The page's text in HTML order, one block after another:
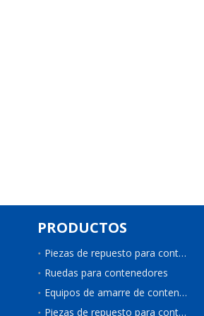
PRODUCTOS
Piezas de repuesto para contenedores
Ruedas para contenedores
Equipos de amarre de contenedores
Piezas de repuesto para contenedores de refrigeración